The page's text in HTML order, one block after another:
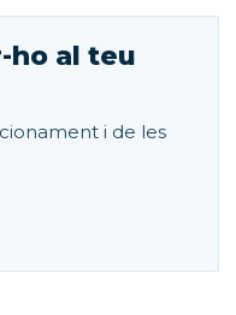
ho al teu
i de les